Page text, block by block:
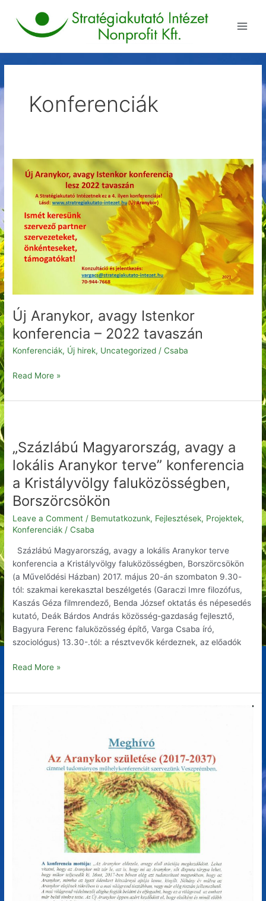
content
Konferenciák
Új Aranykor, avagy Istenkor
konferencia – 2022 tavaszán
Konferenciák, Új hirek, Uncategorized /Csaba
Aranykor,
avagy
Istenkor
konferencia
2022
tavaszán
Read More »
„Százlábú Magyarország, avagy a
lokális Aranykor terve” konferencia
a Kristályvölgy faluközösségben,
Borszörcsökön
Leave a Comment / Bemutatkozunk, Fejlesztések, Projektek,
Konferenciák /Csaba
Százlábú Magyarország, avagy a lokális Aranykor terve
konferencia a Kristályvölgy faluközösségben, Borszörcsökön
(a Művelődési Házban) 2017. május 20-án szombaton 9.30-
tól: szakmai kerekasztal beszélgetés (Garaczi Imre filozófus,
Kaszás Géza filmrendező, Benda József oktatás és népesedés
kutató, Deák Bárdos András közösség-gazdaság fejlesztő,
Bagyura Ferenc faluközösség építő, Varga Csaba író,
szociológus) 13.30-.tól: a résztvevők kérdeznek, az előadók
avagy
a
lokális
Aranykor
terve”
a
faluközösségben,
Borszörcsökön
Read More »
műhelykonferenciára